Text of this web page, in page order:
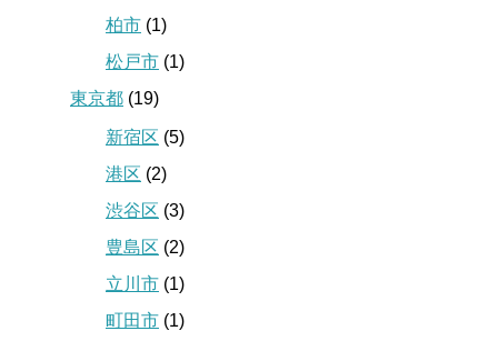
柏市 (1)
松戸市 (1)
東京都 (19)
新宿区 (5)
港区 (2)
渋谷区 (3)
豊島区 (2)
立川市 (1)
町田市 (1)